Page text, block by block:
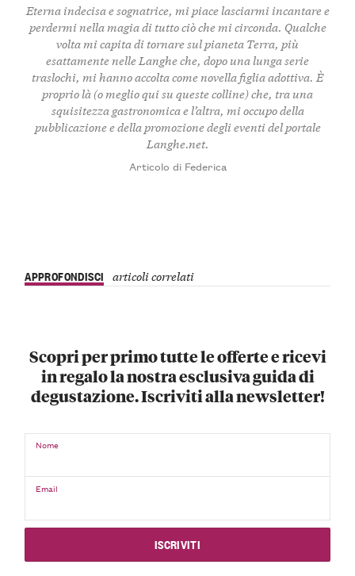
Eterna indecisa e sognatrice, mi piace lasciarmi incantare e
perdermi nella magia di tutto ciò che mi circonda. Qualche
volta mi capita di tornare sul pianeta Terra, più
esattamente nelle Langhe che, dopo una lunga serie
traslochi, mi hanno accolta come novella figlia adottiva. È
proprio là (o meglio qui su queste colline) che, tra una
squisitezza gastronomica e l’altra, mi occupo della
pubblicazione e della promozione degli eventi del portale
Langhe.net.
Articolo di Federica
APPROFONDISCI articoli correlati
Scopri per primo tutte le offerte e ricevi
in regalo la nostra esclusiva guida di
degustazione. Iscriviti alla newsletter!
Nome
Email